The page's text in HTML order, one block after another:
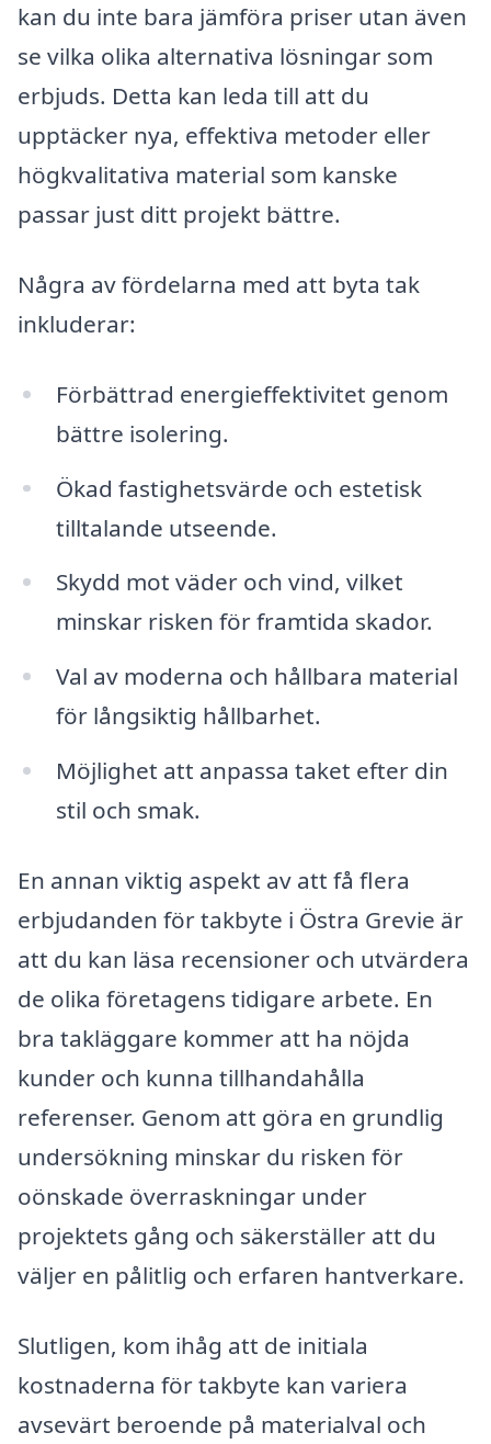
kan du inte bara jämföra priser utan även
se vilka olika alternativa lösningar som
erbjuds. Detta kan leda till att du
upptäcker nya, effektiva metoder eller
högkvalitativa material som kanske
passar just ditt projekt bättre.
Några av fördelarna med att byta tak
inkluderar:
Förbättrad energieffektivitet genom
bättre isolering.
Ökad fastighetsvärde och estetisk
tilltalande utseende.
Skydd mot väder och vind, vilket
minskar risken för framtida skador.
Val av moderna och hållbara material
för långsiktig hållbarhet.
Möjlighet att anpassa taket efter din
stil och smak.
En annan viktig aspekt av att få flera
erbjudanden för takbyte i Östra Grevie är
att du kan läsa recensioner och utvärdera
de olika företagens tidigare arbete. En
bra takläggare kommer att ha nöjda
kunder och kunna tillhandahålla
referenser. Genom att göra en grundlig
undersökning minskar du risken för
oönskade överraskningar under
projektets gång och säkerställer att du
väljer en pålitlig och erfaren hantverkare.
Slutligen, kom ihåg att de initiala
kostnaderna för takbyte kan variera
avsevärt beroende på materialval och